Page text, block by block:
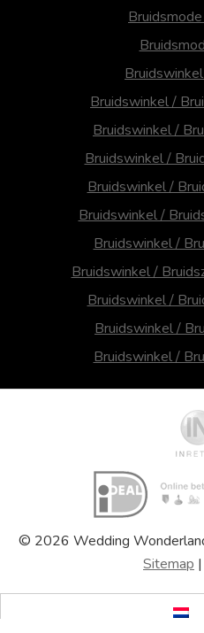
Bruidswinkel /
Bruidswinkel /
Bruidswinkel /
Bruidswinkel /
Bruidswinkel /
Bruidswinkel /
Bruidswinkel /
Bruidswinkel /
Bruidswinkel /
Bruidswinkel /
© 2026 Wedding
Sitemap |